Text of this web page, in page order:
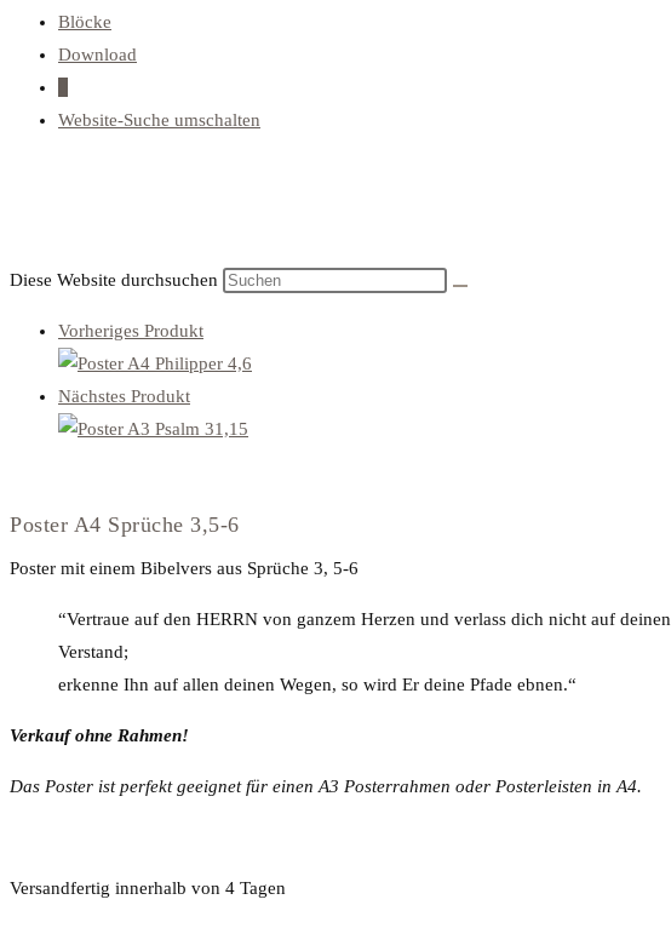
Blöcke
Download
Website-Suche umschalten
Diese Website durchsuchen
Vorheriges Produkt
Nächstes Produkt
Poster A4 Sprüche 3,5-6
Poster mit einem Bibelvers aus Sprüche 3, 5-6
“Vertraue auf den HERRN von ganzem Herzen und verlass dich nicht auf deinen
Verstand;
erkenne Ihn auf allen deinen Wegen, so wird Er deine Pfade ebnen.“
Verkauf ohne Rahmen!
Das Poster ist perfekt geeignet für einen A3 Posterrahmen oder Posterleisten in A4.
Versandfertig innerhalb von 4 Tagen